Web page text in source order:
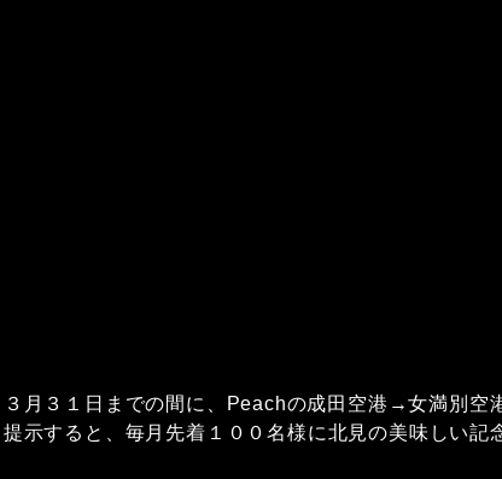
月３１日までの間に、Peachの成田空港→女満別
示すると、毎月先着１００名様に北見の美味しい記